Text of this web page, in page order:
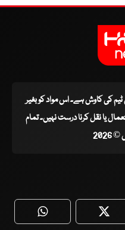
ٹیم کی کاوش ہے۔ اس مواد کو بغیر
یا نقل کرنا درست نہیں۔ تمام
WhatsApp